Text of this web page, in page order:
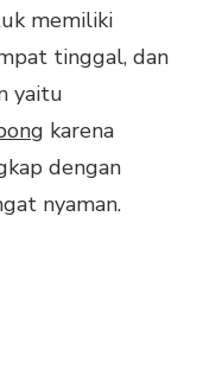
memiliki
tinggal, dan
yaitu
karena
dengan
nyaman.